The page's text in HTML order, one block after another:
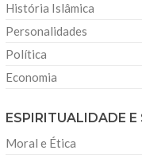
História Islâmica
Personalidades
Política
Economia
ESPIRITUALIDADE E
Moral e Ética